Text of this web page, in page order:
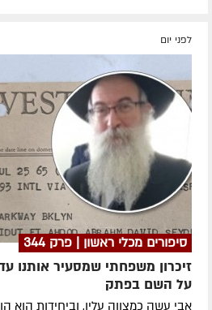
לפני יום
סיפורים מכלי ראשון | פרק 344
זיכרון משפחתי שמסעיר אותנו
על השם בפתק
אבי עשה כמצווה עליו, וביחידות הוא